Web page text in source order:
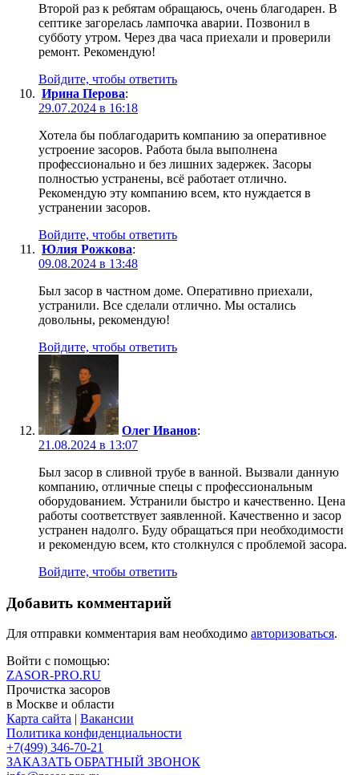
Второй раз к ребятам обращаюсь, очень благодарен. В
септике загорелась лампочка аварии. Позвонил в
субботу утром. Через два часа приехали и проверили
ремонт. Рекомендую!
Войдите, чтобы ответить
Ирина Перова:
29.07.2024 в 16:18
Хотела бы поблагодарить компанию за оперативное
устроение засоров. Работа была выполнена
профессионально и без лишних задержек. Засоры
полностью устранены, всё работает отлично.
Рекомендую эту компанию всем, кто нуждается в
устранении засоров.
Войдите, чтобы ответить
Юлия Рожкова:
09.08.2024 в 13:48
Был засор в частном доме. Оперативно приехали,
устранили. Все сделали отлично. Мы остались
довольны, рекомендую!
Войдите, чтобы ответить
Олег Иванов:
21.08.2024 в 13:07
Был засор в сливной трубе в ванной. Вызвали данную
компанию, отличные спецы с профессиональным
оборудованием. Устранили быстро и качественно. Цена
работы соответствует заявленной. Качественно и засор
устранен надолго. Буду обращаться при необходимости
и рекомендую всем, кто столкнулся с проблемой засора.
Войдите, чтобы ответить
Добавить комментарий
Для отправки комментария вам необходимо авторизоваться.
Войти с помощью:
ZASOR-PRO.RU
Прочистка засоров
в Москве и области
Карта сайта | Вакансии
Политика конфиденциальности
+7(499) 346-70-21
ЗАКАЗАТЬ ОБРАТНЫЙ ЗВОНОК